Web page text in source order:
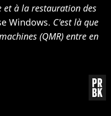
et à la restauration des
Windows. C'est là que
(QMR) entre en